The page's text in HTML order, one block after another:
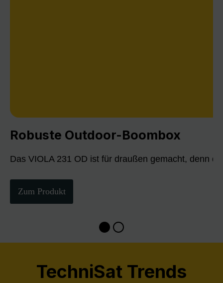
Robuste Outdoor-Boombox
Das VIOLA 231 OD ist für draußen gemacht, denn
Zum Produkt
TechniSat Trends